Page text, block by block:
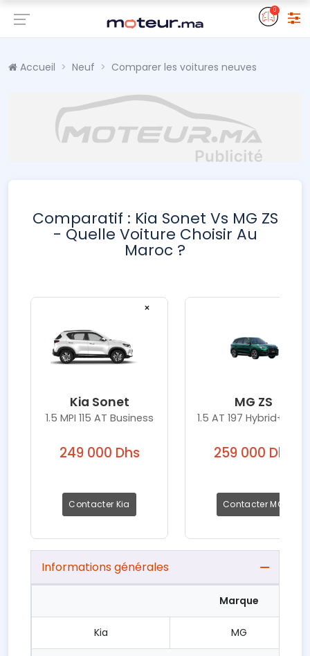
0
Accueil Neuf Comparer les voitures neuves
Comparatif : Kia Sonet Vs MG ZS
- Quelle Voiture Choisir Au
Maroc ?
×
Kia Sonet
1.5 MPI 115 AT Business
249 000 Dhs
Contacter Kia
MG ZS
1.5 AT 197 Hybrid+ Drive
259 000 Dhs
Contacter MG
Informations générales
Marque
Kia MG